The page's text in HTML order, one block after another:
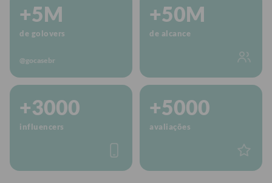
+5M
de golovers
@gocasebr
+50M
de alcance
+3000
influencers
+5000
avaliações